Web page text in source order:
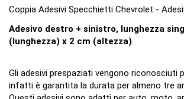
Coppia Adesivi Specchietti Chevrolet -
Adesivo destro + sinistro, lunghezza
(lunghezza) x 2 cm (altezza)
Gli adesivi prespaziati vengono riconosciuti
infatti è garantita la durata per almeno tre